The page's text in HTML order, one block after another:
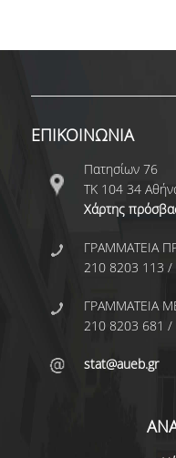
ΜΠΕΫΖΙΑΝΗΣ
ΥΠΗΡΕΣΙΑ
CALENDARS
CALENDAR
SOCIAL
ΕΠΙΚΟΙΝΩΝΙΑ
Πατησίων 76
ΤΚ 104 34
Χάρτης
ΓΡΑΜΜΑΤΕΙΑ
210 8203 113 /
ΓΡΑΜΜΑΤΕΙΑ
210 8203 681
stat@aueb.gr